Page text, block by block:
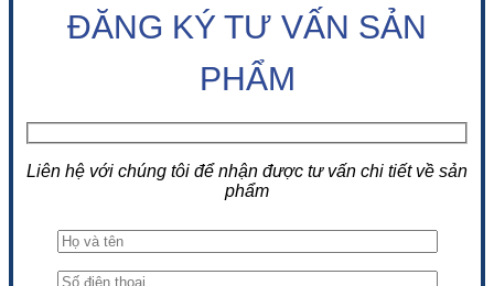
ĐĂNG KÝ TƯ VẤN SẢN
PHẨM
Liên hệ với chúng tôi để nhận được tư vấn chi tiết về sản
phẩm